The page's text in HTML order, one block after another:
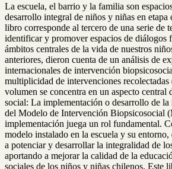
La escuela, el barrio y la familia son
desarrollo integral de niños y niñas en etapa
libro corresponde al tercero de una serie de
identificar y promover espacios de diálogos
ámbitos centrales de la vida de nuestros
anteriores, dieron cuenta de un análisis de
internacionales de intervención
multiplicidad de intervenciones
volumen se concentra en un aspecto central
social: La implementación o desarrollo de
del Modelo de Intervención Biopsicosocial
implementación juega un rol fundamental.
modelo instalado en la escuela y su
a potenciar y desarrollar la integralidad de
aportando a mejorar la calidad de la
sociales de los niños y niñas chilenos. Este